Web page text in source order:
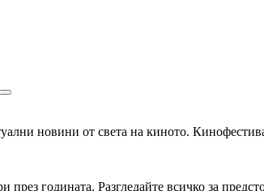
новини от света на киното.
през годината. Разгледайте всичко за